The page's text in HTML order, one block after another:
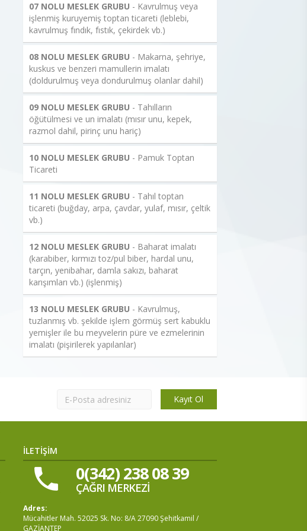
07 NOLU MESLEK GRUBU - Kavrulmuş veya
işlenmiş kuruyemiş toptan ticareti (leblebi,
kavrulmuş fındık, fıstık, çekirdek vb.)
08 NOLU MESLEK GRUBU - Makarna, şehriye,
kuskus ve benzeri mamullerin imalatı
(doldurulmuş veya dondurulmuş olanlar dahil)
09 NOLU MESLEK GRUBU - Tahılların
öğütülmesi ve un imalatı (mısır unu, kepek,
razmol dahil, pirinç unu hariç)
10 NOLU MESLEK GRUBU - Pamuk Toptan
Ticareti
11 NOLU MESLEK GRUBU - Tahıl toptan
ticareti (buğday, arpa, çavdar, yulaf, mısır, çeltik
vb.)
12 NOLU MESLEK GRUBU - Baharat imalatı
(karabiber, kırmızı toz/pul biber, hardal unu,
tarçın, yenibahar, damla sakızı, baharat
karışımları vb.) (işlenmiş)
13 NOLU MESLEK GRUBU - Kavrulmuş,
tuzlanmış vb. şekilde işlem görmüş sert kabuklu
yemişler ile bu meyvelerin püre ve ezmelerinin
imalatı (pişirilerek yapılanlar)
Kayıt Ol
İLETİŞİM
0(342) 238 08 39
ÇAĞRI MERKEZİ
Adres:
Mücahitler Mah. 52025 Sk. No: 8/A 27090 Şehitkamil /
GAZİANTEP